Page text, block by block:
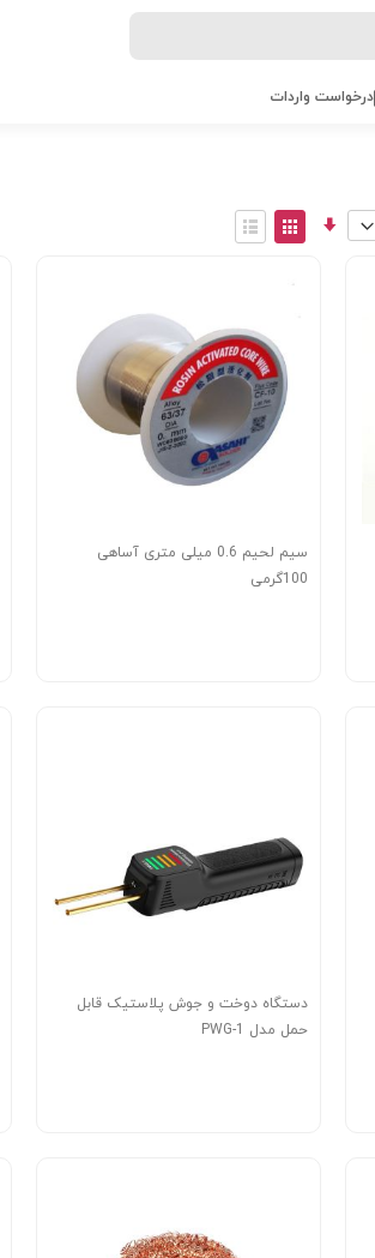
درخواست واردات
مرتب
سازی
View
as
سیم لحیم 0.6 میلی متری آساهی
100گرمی
دستگاه دوخت و جوش پلاستیک قابل
حمل مدل PWG-1